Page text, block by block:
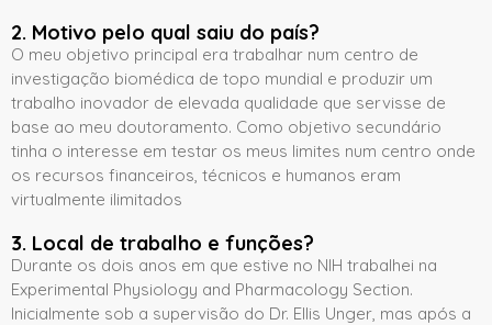
2. Motivo pelo qual saiu do país?
O meu objetivo principal era trabalhar num centro de
investigação biomédica de topo mundial e produzir um
trabalho inovador de elevada qualidade que servisse de
base ao meu doutoramento. Como objetivo secundário
tinha o interesse em testar os meus limites num centro onde
os recursos financeiros, técnicos e humanos eram
virtualmente ilimitados
3. Local de trabalho e funções?
Durante os dois anos em que estive no NIH trabalhei na
Experimental Physiology and Pharmacology Section.
Inicialmente sob a supervisão do Dr. Ellis Unger, mas após a